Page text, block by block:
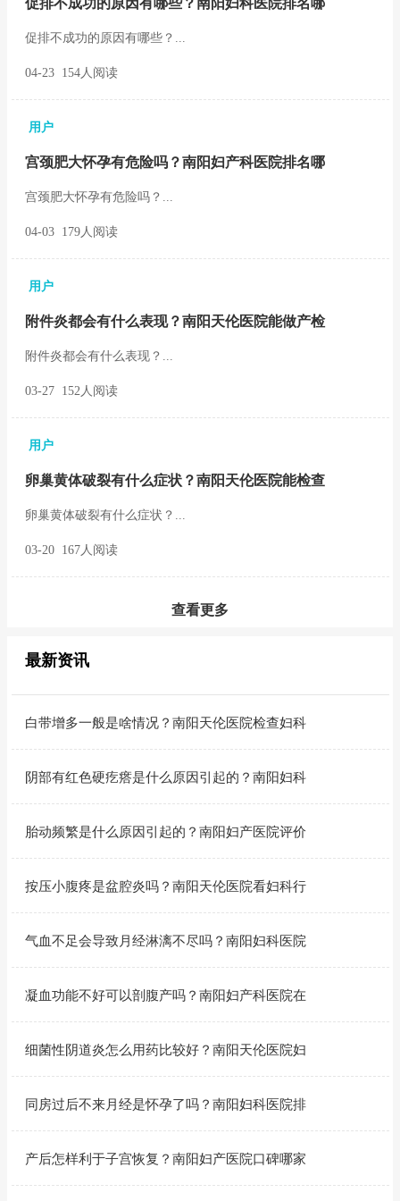
促排不成功的原因有哪些？南阳妇科医院排名哪
促排不成功的原因有哪些？...
04-23 154人阅读
用户
宫颈肥大怀孕有危险吗？南阳妇产科医院排名哪
宫颈肥大怀孕有危险吗？...
04-03 179人阅读
用户
附件炎都会有什么表现？南阳天伦医院能做产检
附件炎都会有什么表现？...
03-27 152人阅读
用户
卵巢黄体破裂有什么症状？南阳天伦医院能检查
卵巢黄体破裂有什么症状？...
03-20 167人阅读
查看更多
最新资讯
白带增多一般是啥情况？南阳天伦医院检查妇科
阴部有红色硬疙瘩是什么原因引起的？南阳妇科
胎动频繁是什么原因引起的？南阳妇产医院评价
按压小腹疼是盆腔炎吗？南阳天伦医院看妇科行
气血不足会导致月经淋漓不尽吗？南阳妇科医院
凝血功能不好可以剖腹产吗？南阳妇产科医院在
细菌性阴道炎怎么用药比较好？南阳天伦医院妇
同房过后不来月经是怀孕了吗？南阳妇科医院排
产后怎样利于子宫恢复？南阳妇产医院口碑哪家